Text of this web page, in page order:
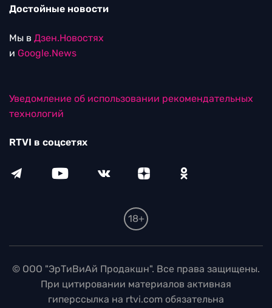
Достойные новости
Мы в Дзен.Новостях
и Google.News
Уведомление об использовании рекомендательных
технологий
RTVI в соцсетях
18+
© ООО "ЭрТиВиАй Продакшн". Все права защищены.
При цитировании материалов активная
гиперссылка на rtvi.com обязательна